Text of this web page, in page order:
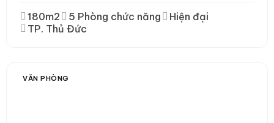
180m2 5 Phòng chức năng
Hiện đại
TP. Thủ Đức
VĂN PHÒNG